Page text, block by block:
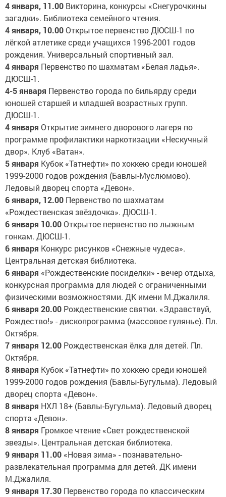
4 января, 11.00 Викторина, конкурсы «Снегурочкины
загадки». Библиотека семейного чтения.
4 января, 10.00 Открытое первенство ДЮСШ-1 по
лёгкой атлетике среди учащихся 1996-2001 годов
рождения. Универсальный спортивный зал.
4 января Первенство по шахматам «Белая ладья».
ДЮСШ-1.
4-5 января Первенство города по бильярду среди
юношей старшей и младшей возрастных групп.
ДЮСШ-1.
4 января Открытие зимнего дворового лагеря по
программе профилактики наркотизации «Нескучный
двор». Клуб «Ватан».
5 января Кубок «Татнефти» по хоккею среди юношей
1999-2000 годов рождения (Бавлы-Муслюмово).
Ледовый дворец спорта «Девон».
6 января, 12.00 Первенство по шахматам
«Рождественская звёздочка». ДЮСШ-1.
6 января 10.00 Открытое первенство по лыжным
гонкам. ДЮСШ-1.
6 января Конкурс рисунков «Снежные чудеса».
Центральная детская библиотека.
6 января «Рождественские посиделки» - вечер отдыха,
конкурсная программа для людей с ограниченными
физическими возможностями. ДК имени М.Джалиля.
6 января 20.00 Рождественские святки. «Здравствуй,
Рождество!» - дископрограмма (массовое гулянье). Пл.
Октября.
7 января 12.00 Рождественская ёлка для детей. Пл.
Октября.
8 января Кубок «Татнефти» по хоккею среди юношей
1999-2000 годов рождения (Бавлы-Бугульма). Ледовый
дворец спорта «Девон».
8 января НХЛ 18+ (Бавлы-Бугульма). Ледовый дворец
спорта «Девон».
8 января Громкое чтение «Свет рождественской
звезды». Центральная детская библиотека.
9 января 11.00 «Новая зима» - познавательно-
развлекательная программа для детей. ДК имени
М.Джалиля.
9 января 17.30 Первенство города по классическим